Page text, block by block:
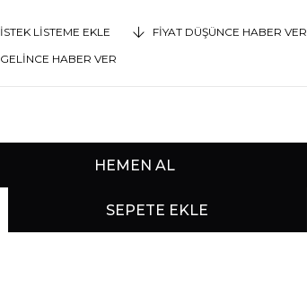
İSTEK LISTEME EKLE
FIYAT DÜŞÜNCE HABER VER
GELINCE HABER VER